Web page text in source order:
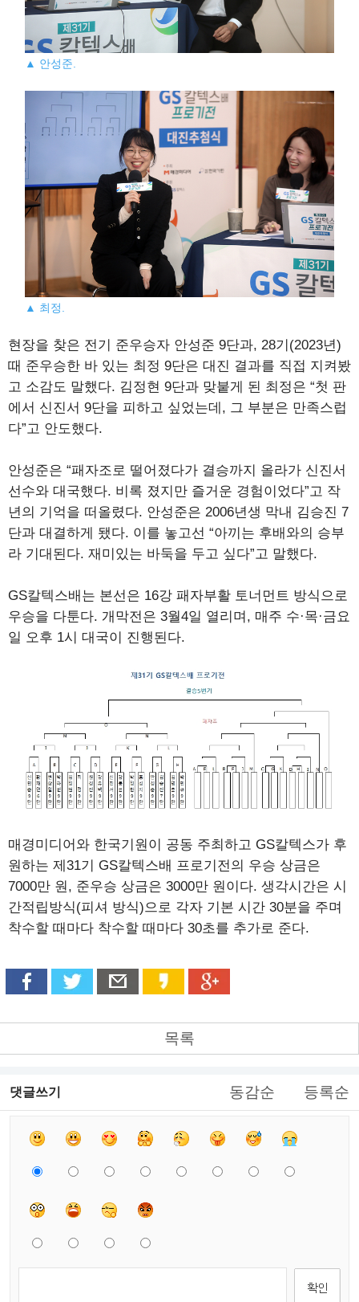
▲ 안성준.
▲ 최정.
현장을 찾은 전기 준우승자 안성준 9단과, 28기(2023년)
때 준우승한 바 있는 최정 9단은 대진 결과를 직접 지켜봤
고 소감도 말했다. 김정현 9단과 맞붙게 된 최정은 “첫 판
에서 신진서 9단을 피하고 싶었는데, 그 부분은 만족스럽
다”고 안도했다.
안성준은 “패자조로 떨어졌다가 결승까지 올라가 신진서
선수와 대국했다. 비록 졌지만 즐거운 경험이었다”고 작
년의 기억을 떠올렸다. 안성준은 2006년생 막내 김승진 7
단과 대결하게 됐다. 이를 놓고선 “아끼는 후배와의 승부
라 기대된다. 재미있는 바둑을 두고 싶다”고 말했다.
GS칼텍스배는 본선은 16강 패자부활 토너먼트 방식으로
우승을 다툰다. 개막전은 3월4일 열리며, 매주 수·목·금요
일 오후 1시 대국이 진행된다.
매경미디어와 한국기원이 공동 주최하고 GS칼텍스가 후
원하는 제31기 GS칼텍스배 프로기전의 우승 상금은
7000만 원, 준우승 상금은 3000만 원이다. 생각시간은 시
간적립방식(피셔 방식)으로 각자 기본 시간 30분을 주며
착수할 때마다 착수할 때마다 30초를 추가로 준다.
목록
댓글쓰기 동감순 등록순